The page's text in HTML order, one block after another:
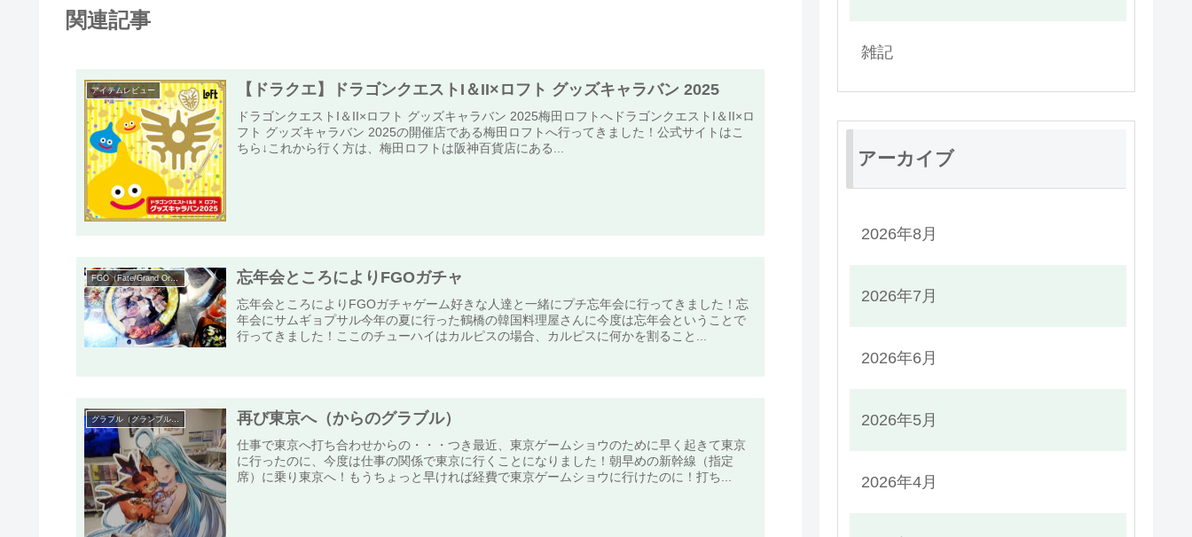
関連記事
アイテムレビュー 【ドラクエ】ドラゴンクエストI＆II×ロフト グッズキャラバン 2025
ドラゴンクエストI＆II×ロフト グッズキャラバン 2025梅田ロフトへドラゴンクエストI＆II×ロ
フト グッズキャラバン 2025の開催店である梅田ロフトへ行ってきました！公式サイトはこ
ちら↓これから行く方は、梅田ロフトは阪神百貨店にある...
FGO（Fate/Grand Order） 忘年会ところによりFGOガチャ
忘年会ところによりFGOガチャゲーム好きな人達と一緒にプチ忘年会に行ってきました！忘
年会にサムギョプサル今年の夏に行った鶴橋の韓国料理屋さんに今度は忘年会ということで
行ってきました！ここのチューハイはカルピスの場合、カルピスに何かを割ること...
再び東京へ（からのグラブル）
仕事で東京へ打ち合わせからの・・・つき最近、東京ゲームショウのために早く起きて東京
に行ったのに、今度は仕事の関係で東京に行くことになりました！朝早めの新幹線（指定
席）に乗り東京へ！もうちょっと早ければ経費で東京ゲームショウに行けたのに！打ち...
雑記
アーカイブ
2026年8月
2026年7月
2026年6月
2026年5月
2026年4月